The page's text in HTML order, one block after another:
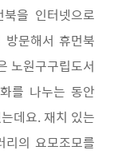
을 인터넷으로
문해서 휴먼북
노원구구립도서
를 나누는 동안
데요. 재치 있는
리의 요모조모를